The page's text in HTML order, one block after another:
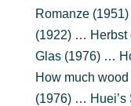
Romanze
(1922) … Herbst
Glas (1976) …
How much
(1976) … Huei’s